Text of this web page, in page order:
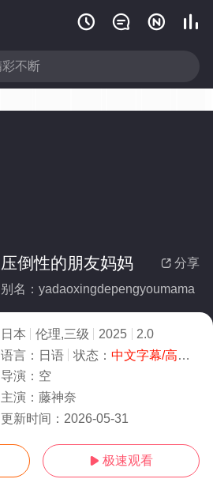
   
 分享
压倒性的朋友妈妈
别名：yadaoxingdepengyoumama
日本 伦理,三级 2025
2.0
语言： 日语 状态： 中文字幕/高清
导演： 空
主演： 藤神奈
更新时间： 2026-05-31
 极速观看